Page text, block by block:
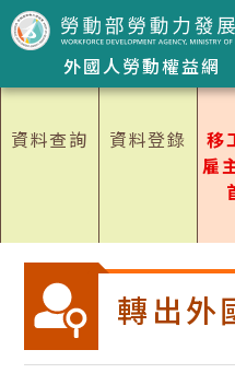
跳到主要內容區塊
外國人勞動權益網
資料查詢 資料登錄
移
雇
轉出外